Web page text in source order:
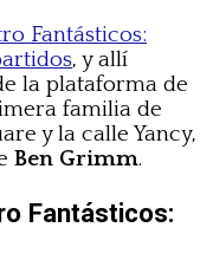
Fantásticos:
, y allí
la plataforma de
familia de
y la calle Yancy,
Ben Grimm.
Fantásticos: